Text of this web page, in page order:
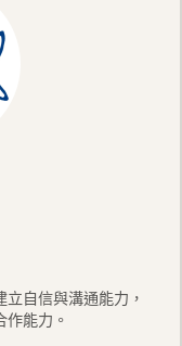
自信與溝通能力，
作能力。